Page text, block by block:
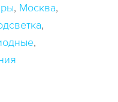
Москва